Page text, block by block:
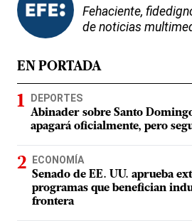
Fehaciente,
de noticias
EN PORTADA
DEPORTES
Abinader sobre Santo
apagará oficialmente, pero
ECONOMÍA
Senado de EE. UU. aprueba
programas que benefician
frontera